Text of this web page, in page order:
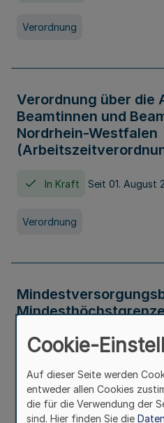
Verordnung
Verordnung über die
Beamtinnen und
Nordrhein-Westfalen
In Kraft Seit 01. August
Verordnung
Verwaltungsvorschrift
Cookie-
Auf dieser Seite werden
entweder allen Cookies
die für die Verwendung der
sind. Hier finden Sie die